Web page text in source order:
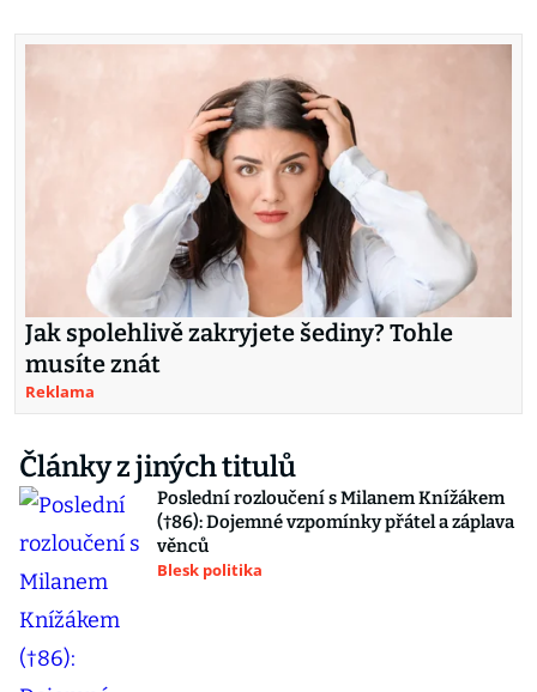
Jak spolehlivě zakryjete šediny? Tohle
musíte znát
Reklama
Články z jiných titulů
Poslední rozloučení s Milanem Knížákem
(†86): Dojemné vzpomínky přátel a záplava
věnců
Blesk politika